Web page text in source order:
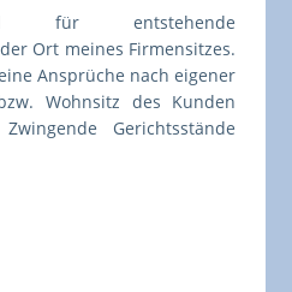
für entstehende
Ort meines Firmensitzes.
Ansprüche nach eigener
Wohnsitz des Kunden
Gerichtsstände